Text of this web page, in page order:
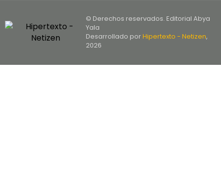
© Derechos reservados. Editorial Abya
Yala
Desarrollado porHipertexto - Netizen,
2026